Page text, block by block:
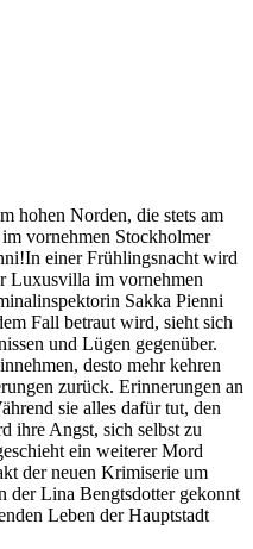
hohen Norden, die stets am
vornehmen Stockholmer
einer Frühlingsnacht wird
Luxusvilla im vornehmen
Sakka Pienni
Fall betraut wird, sieht sich
und Lügen gegenüber.
desto mehr kehren
zurück. Erinnerungen an
sie alles dafür tut, den
ihre Angst, sich selbst zu
ein weiterer Mord
der neuen Krimiserie um
der Lina Bengtsdotter gekonnt
Leben der Hauptstadt